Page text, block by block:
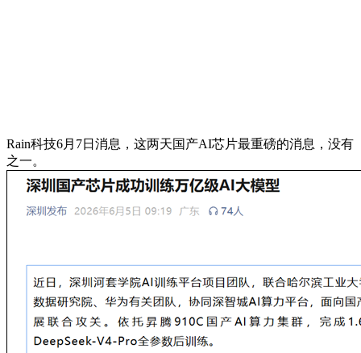
Rain科技6月7日消息，这两天国产AI芯片最重磅的消息，没有
之一。